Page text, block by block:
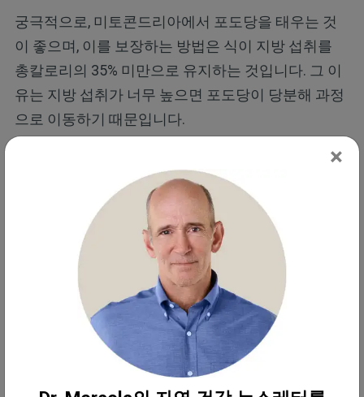
궁극적으로, 미토콘드리아에서 포도당을 태우는 것
이 좋으며, 이를 보장하는 방법은 식이 지방 섭취를
총칼로리의 35% 미만으로 유지하는 것입니다. 그 이
유는 지방 섭취가 너무 높으면 포도당이 당분해 과정
으로 이동하기 때문입니다.
만약 여러분이 인슐린 저항성을 가지고 있다면, 이는
대사적으로 유연성이 없다는 것을 의미하며, 이러한
경우 임계값은 20% 또는 심지어 10%에 가까울 수도
있습니다. 따라서 인슐린 저항성이 있는 경우 인슐린
저항성이 해결될 때까지 지방 섭취량을 크게 낮추는
것이 좋습니다. 그러면 여러분은 임계값을 30%까지
늘릴 수 있습니다.
기능 장애가 있는 T 세포와 암세포는 당분
해 과정을 이용합니다
×